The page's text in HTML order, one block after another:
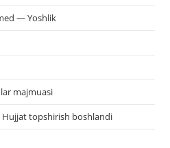
— Yoshlik
majmuasi
Hujjat topshirish boshlandi